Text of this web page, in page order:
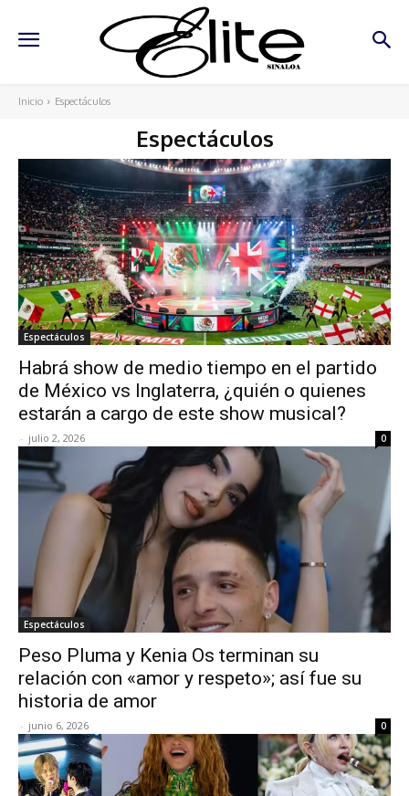
Inicio Espectáculos
Espectáculos
Espectáculos
Habrá show de medio tiempo en el partido
de México vs Inglaterra, ¿quién o quienes
estarán a cargo de este show musical?
- julio 2, 2026 0
Espectáculos
Peso Pluma y Kenia Os terminan su
relación con «amor y respeto»; así fue su
historia de amor
- junio 6, 2026 0